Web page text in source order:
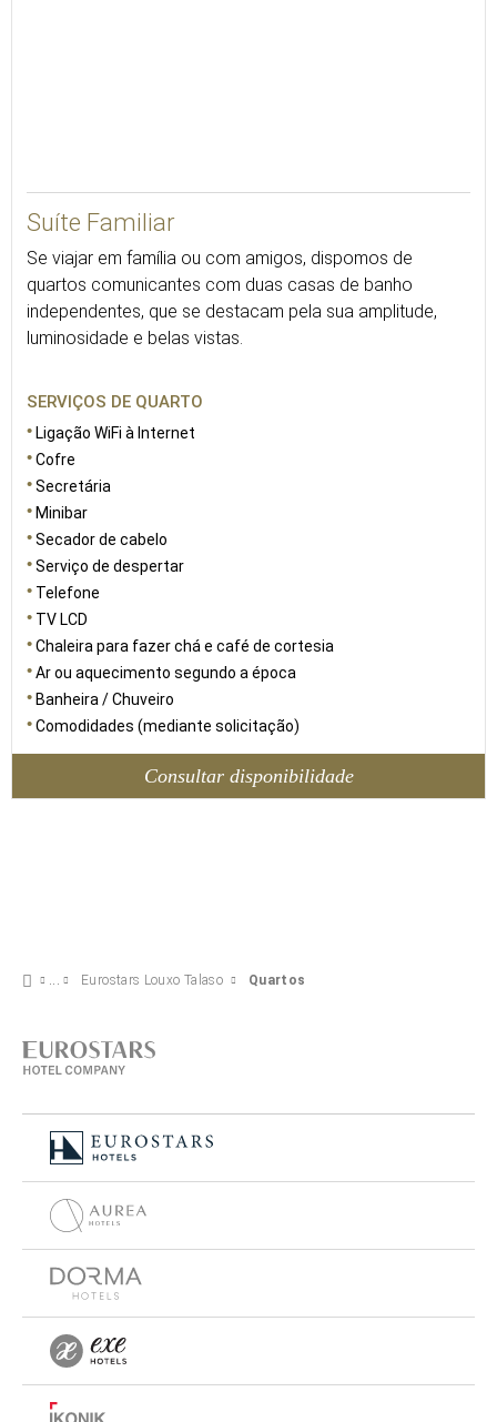
Suíte Familiar
Se viajar em família ou com amigos, dispomos de
quartos comunicantes com duas casas de banho
independentes, que se destacam pela sua amplitude,
luminosidade e belas vistas.
SERVIÇOS DE QUARTO
Ligação WiFi à Internet
Cofre
Secretária
Minibar
Secador de cabelo
Serviço de despertar
Telefone
TV LCD
Chaleira para fazer chá e café de cortesia
Ar ou aquecimento segundo a época
Banheira / Chuveiro
Comodidades (mediante solicitação)
Consultar disponibilidade
Eurostars Louxo Talaso Quartos